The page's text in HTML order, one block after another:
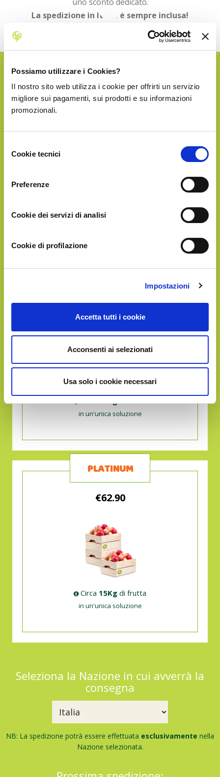
Possiamo utilizzare i Cookies?
Il nostro sito web utilizza i cookie per offrirti un servizio
migliore sui pagamenti, sui prodotti e su informazioni
promozionali.
delCookie tecnici
Preferenze
Cookie dei servizi di analisi
Cookie di profilazione
Impostazioni
Accetta tutti i cookie
Acconsenti ai selezionati
Usa solo i cookie necessari
La spedizione in Italia è sempre inclusa!
SILVER
€46.90
in un'unica soluzione
PLATINUM
€62.90
Circa 15Kg di frutta
in un'unica soluzione
Seleziona la Nazione in cui avverrà la
consegna
NB: La spedizione potrà essere effettuata esclusivamente nella
Nazione selezionata.